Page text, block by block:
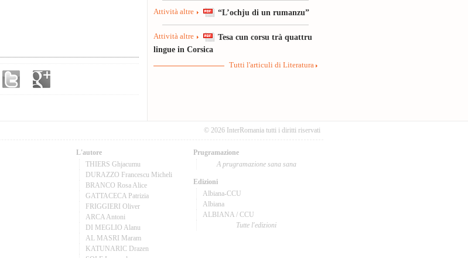
Attività altre “L’ochju di un rumanzu”
Attività altre
Tesa cun corsu trà quattru
lingue in Corsica
Tutti l'articuli di Literatura
© 2026 InterRomania tutti i diritti riservati
L'autore
THIERS Ghjacumu
DURAZZO Francescu Micheli
BRANCO Rosa Alice
GATTACECA Patrizia
FRIGGIERI Oliver
ARCA Antoni
DI MEGLIO Alanu
AL MASRI Maram
KATUNARIC Drazen
Prugramazione
A prugramazione sana sana
Edizioni
Albiana-CCU
Albiana
ALBIANA / CCU
Tutte l'edizioni